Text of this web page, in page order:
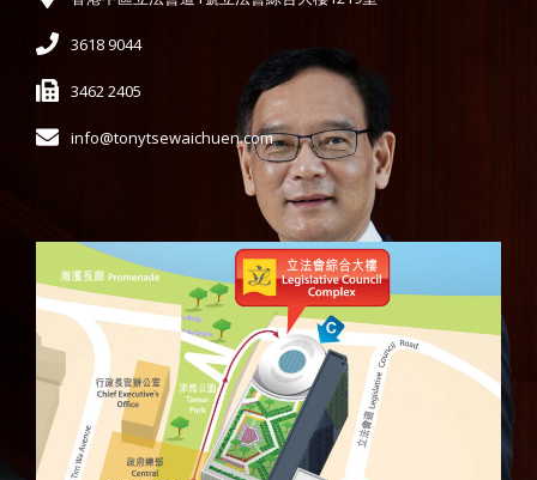
3618 9044
3462 2405
info@tonytsewaichuen.com